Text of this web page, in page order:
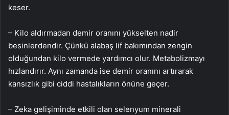
keser.
– Kilo aldırmadan demir oranını yükselten nadir
besinlerdendir. Çünkü alabaş lif bakımından zengin
olduğundan kilo vermede yardımcı olur. Metabolizmayı
hızlandırır. Aynı zamanda ise demir oranını artırarak
kansızlık gibi ciddi hastalıkların önüne geçer.
– Zeka gelişiminde etkili olan selenyum minerali